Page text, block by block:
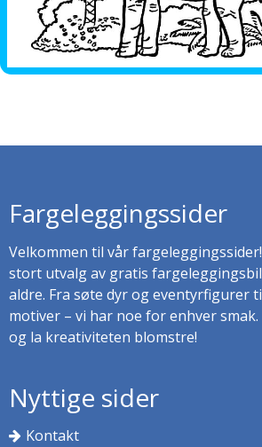
Fargeleggingssider
Velkommen til vår
stort utvalg av gratis
aldre. Fra søte dyr og eventyrfigurer
motiver – vi har noe for enhver
og la kreativiteten blomstre!
Nyttige sider
Kontakt